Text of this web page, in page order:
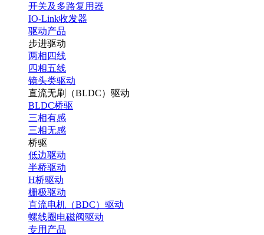
开关及多路复用器
IO-Link收发器
驱动产品
步进驱动
两相四线
四相五线
镜头类驱动
直流无刷（BLDC）驱动
BLDC桥驱
三相有感
三相无感
桥驱
低边驱动
半桥驱动
H桥驱动
栅极驱动
直流电机（BDC）驱动
螺线圈电磁阀驱动
专用产品